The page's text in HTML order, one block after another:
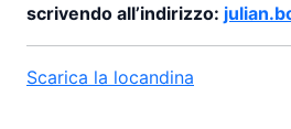
scrivendo all’indirizzo:
Scarica la locandina